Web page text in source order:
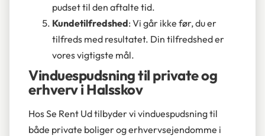
pudset til den aftalte tid.
Kundetilfredshed: Vi går ikke før, du er
tilfreds med resultatet. Din tilfredshed er
vores vigtigste mål.
Vinduespudsning til private og
erhverv i Halsskov
Hos Se Rent Ud tilbyder vi vinduespudsning til
både private boliger og erhvervsejendomme i